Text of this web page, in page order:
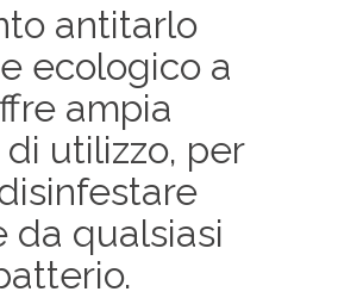
antitarlo
ecologico a
ampia
utilizzo, per
da qualsiasi